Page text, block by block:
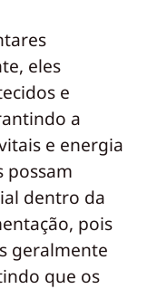
eles
e
a
e energia
possam
dentro da
pois
geralmente
que os